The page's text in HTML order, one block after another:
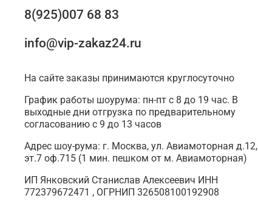
8(925)007 68 83
info@vip-zakaz24.ru
На сайте заказы принимаются круглосуточно
График работы шоурума: пн-пт с 8 до 19 час. В
выходные дни отгрузка по предварительному
согласованию с 9 до 13 часов
Адрес шоу-рума: г. Москва, ул. Авиамоторная д.12,
эт.7 оф.715 (1 мин. пешком от м. Авиамоторная)
ИП Янковский Станислав Алексеевич ИНН
772379672471 , ОГРНИП 326508100192908